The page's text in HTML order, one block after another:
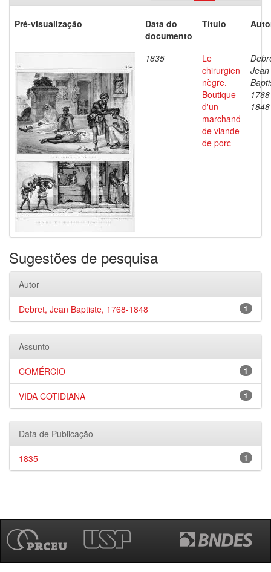
Pré-visualização
Data do
documento
Título
1835
Le
chirurgien
nègre.
Boutique
d'un
marchand
de viande
de porc
Jean
1848
Sugestões de pesquisa
Autor
1
Debret, Jean Baptiste, 1768-1848
Assunto
1
COMÉRCIO
1
VIDA COTIDIANA
Data de Publicação
1
1835